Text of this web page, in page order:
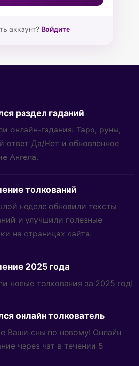
аккаунт? Войдите
раздел гаданий
онлайн-гадания: Таро, руны,
ответ Да/Нет и обновленное
Ангела.
толкований
неделе обновили тексты
и улучшили полезные
на страницах сайта.
2025 года
новые толкования за 2025 год!
онлайн толкователь
Ваши сны по новому! Онлайн
через чат в течении 5